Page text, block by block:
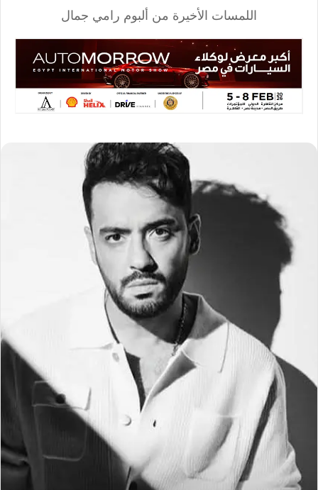
اللمسات الأخيرة من ألبوم رامي جمال